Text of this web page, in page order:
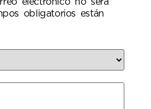
obligatorios están